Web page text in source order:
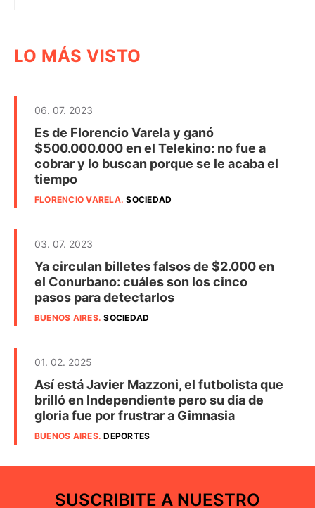
LO MÁS VISTO
06. 07. 2023
Es de Florencio Varela y ganó
$500.000.000 en el Telekino: no fue a
cobrar y lo buscan porque se le acaba el
tiempo
FLORENCIO VARELA.SOCIEDAD
03. 07. 2023
Ya circulan billetes falsos de $2.000 en
el Conurbano: cuáles son los cinco
pasos para detectarlos
BUENOS AIRES.SOCIEDAD
01. 02. 2025
Así está Javier Mazzoni, el futbolista que
brilló en Independiente pero su día de
gloria fue por frustrar a Gimnasia
BUENOS AIRES.DEPORTES
SUSCRIBITE A NUESTRO